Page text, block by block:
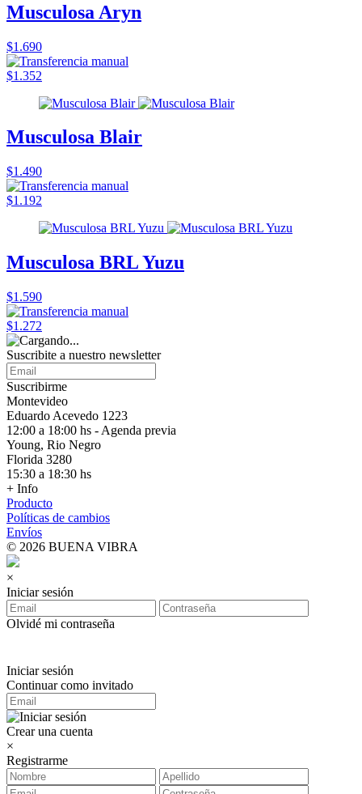
Musculosa Aryn
$1.690
$1.352
Musculosa Blair
$1.490
$1.192
Musculosa BRL Yuzu
$1.590
$1.272
Suscribite a nuestro newsletter
Suscribirme
Montevideo
Eduardo Acevedo 1223
12:00 a 18:00 hs - Agenda previa
Young, Rio Negro
Florida 3280
15:30 a 18:30 hs
+ Info
Producto
Políticas de cambios
Envíos
© 2026 BUENA VIBRA
×
Iniciar sesión
Olvidé mi contraseña
Iniciar sesión
Continuar como invitado
Crear una cuenta
×
Registrarme